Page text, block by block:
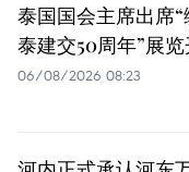
泰国国会主席出席
泰建交50周年”展
06/08/2026 08:23